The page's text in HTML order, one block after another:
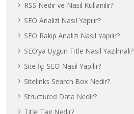
RSS Nedir ve Nasıl Kullanılır?
SEO Analizi Nasıl Yapılır?
SEO Rakip Analizi Nasıl Yapılır?
SEO’ya Uygun Title Nasıl Yazılmalı?
Site İçi SEO Nasıl Yapılır?
Sitelinks Search Box Nedir?
Structured Data Nedir?
Title Tag Nedir?